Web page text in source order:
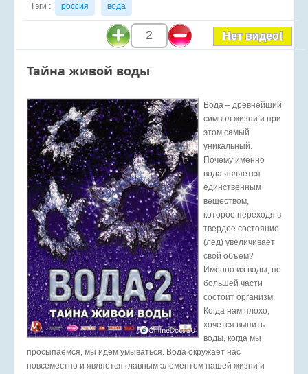
Тэги : россия вода
2 Нет видео!
Тайна живой воды
Вода – древнейший
символ жизни и при
этом самый
уникальный.
Почему именно
вода является
единственным
веществом,
которое переходя в
твердое состояние
(лед) увеличивает
свой объем?
Именно из воды, по
большей части
состоит организм.
Когда нам плохо,
хочется выпить
воды, когда мы
просыпаемся, мы идем умываться. Вода окружает нас
повсеместно и является главным элементом нашей жизни и